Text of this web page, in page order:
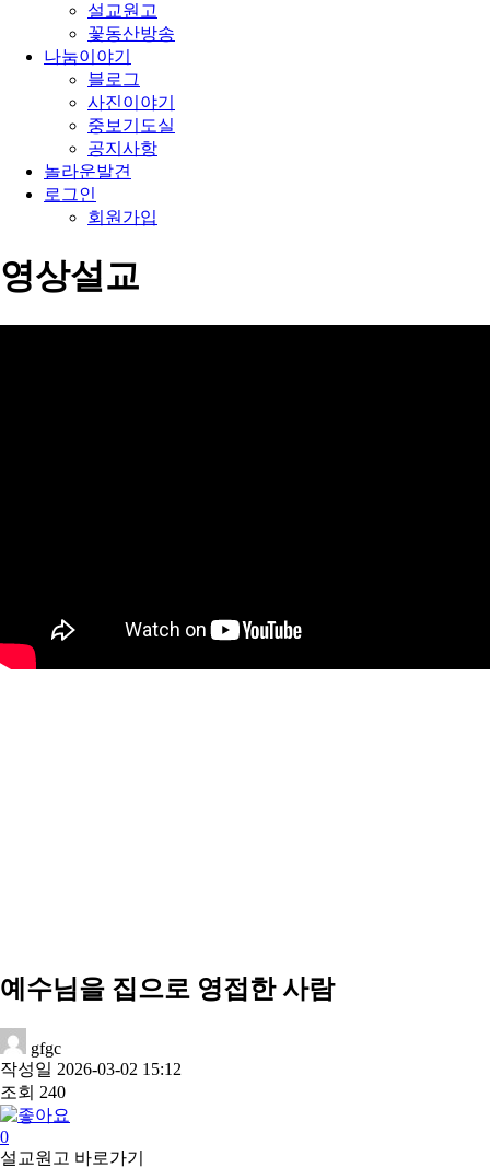
설교원고
꽃동산방송
나눔이야기
블로그
사진이야기
중보기도실
공지사항
놀라운발견
로그인
회원가입
영상설교
예수님을 집으로 영접한 사람
gfgc
작성일 2026-03-02 15:12
조회 240
0
설교원고 바로가기